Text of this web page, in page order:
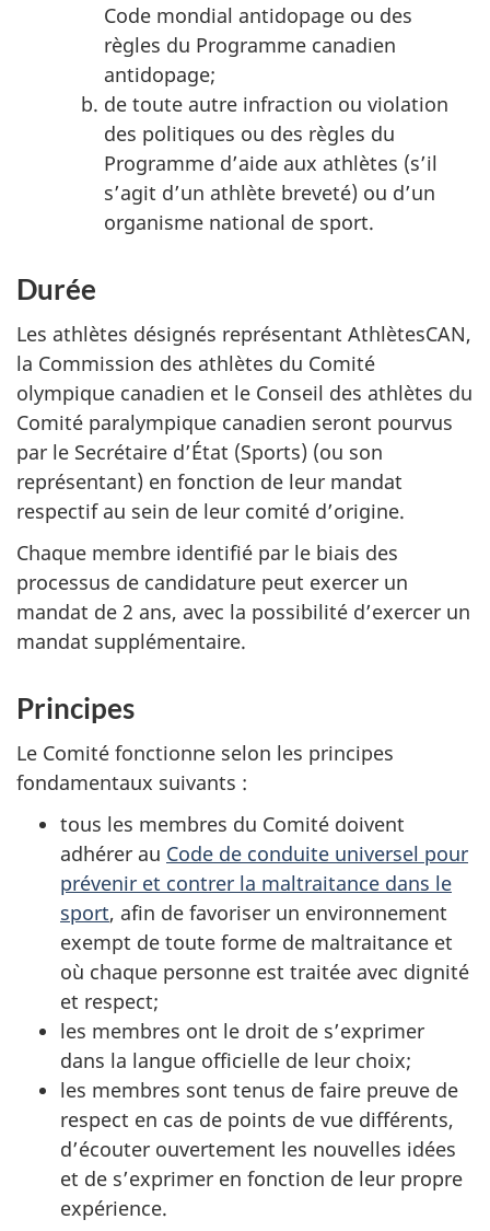
Code mondial antidopage ou des
règles du Programme canadien
antidopage;
de toute autre infraction ou violation
des politiques ou des règles du
Programme d’aide aux athlètes (s’il
s’agit d’un athlète breveté) ou d’un
organisme national de sport.
Durée
Les athlètes désignés représentant AthlètesCAN,
la Commission des athlètes du Comité
olympique canadien et le Conseil des athlètes du
Comité paralympique canadien seront pourvus
par le Secrétaire d’État (Sports) (ou son
représentant) en fonction de leur mandat
respectif au sein de leur comité d’origine.
Chaque membre identifié par le biais des
processus de candidature peut exercer un
mandat de 2 ans, avec la possibilité d’exercer un
mandat supplémentaire.
Principes
Le Comité fonctionne selon les principes
fondamentaux suivants :
tous les membres du Comité doivent
adhérer au Code de conduite universel pour
prévenir et contrer la maltraitance dans le
sport, afin de favoriser un environnement
exempt de toute forme de maltraitance et
où chaque personne est traitée avec dignité
et respect;
les membres ont le droit de s’exprimer
dans la langue officielle de leur choix;
les membres sont tenus de faire preuve de
respect en cas de points de vue différents,
d’écouter ouvertement les nouvelles idées
et de s’exprimer en fonction de leur propre
expérience.